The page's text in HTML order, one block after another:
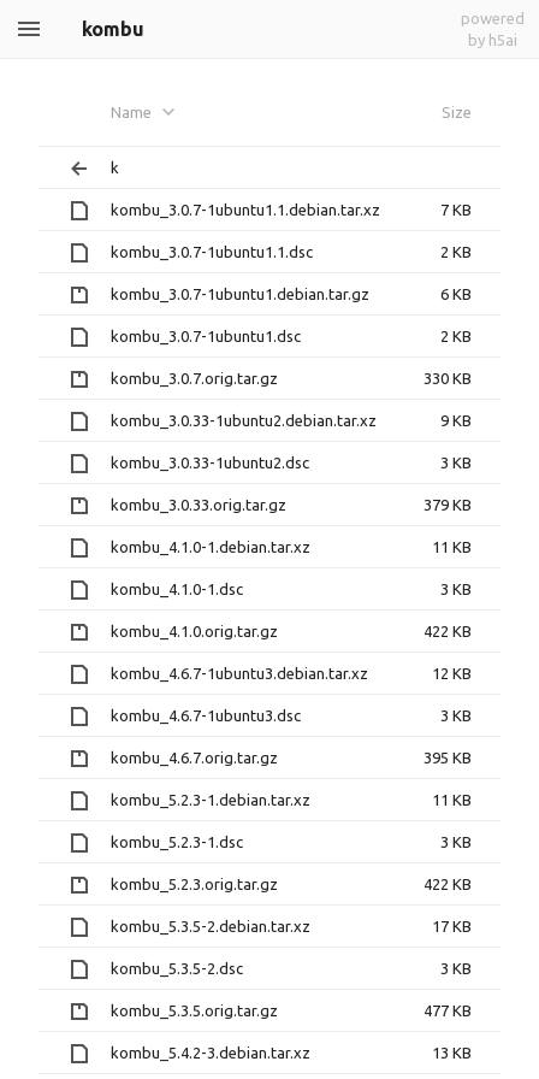
kombu
powered
by h5ai
Name Size
k
kombu_3.0.7-1ubuntu1.1.debian.tar.xz 7 KB
kombu_3.0.7-1ubuntu1.1.dsc 2 KB
kombu_3.0.7-1ubuntu1.debian.tar.gz 6 KB
kombu_3.0.7-1ubuntu1.dsc 2 KB
kombu_3.0.7.orig.tar.gz 330 KB
kombu_3.0.33-1ubuntu2.debian.tar.xz 9 KB
kombu_3.0.33-1ubuntu2.dsc 3 KB
kombu_3.0.33.orig.tar.gz 379 KB
kombu_4.1.0-1.debian.tar.xz 11 KB
kombu_4.1.0-1.dsc 3 KB
kombu_4.1.0.orig.tar.gz 422 KB
kombu_4.6.7-1ubuntu3.debian.tar.xz 12 KB
kombu_4.6.7-1ubuntu3.dsc 3 KB
kombu_4.6.7.orig.tar.gz 395 KB
kombu_5.2.3-1.debian.tar.xz 11 KB
kombu_5.2.3-1.dsc 3 KB
kombu_5.2.3.orig.tar.gz 422 KB
kombu_5.3.5-2.debian.tar.xz 17 KB
kombu_5.3.5-2.dsc 3 KB
kombu_5.3.5.orig.tar.gz 477 KB
kombu_5.4.2-3.debian.tar.xz 13 KB